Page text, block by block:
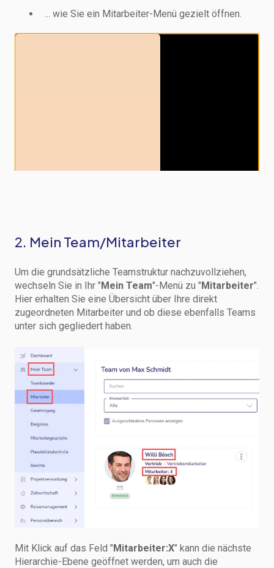
... wie Sie ein Mitarbeiter-Menü gezielt öffnen.
2. Mein Team/Mitarbeiter
Um die grundsätzliche Teamstruktur nachzuvollziehen,
wechseln Sie in Ihr " Mein Team"-Menü zu " Mitarbeiter".
Hier erhalten Sie eine Übersicht über Ihre direkt
zugeordneten Mitarbeiter und ob diese ebenfalls Teams
unter sich gegliedert haben.
Mit Klick auf das Feld "Mitarbeiter:X" kann die nächste
Hierarchie-Ebene geöffnet werden, um auch die